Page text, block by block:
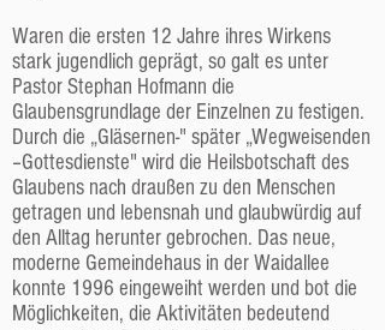
Waren die ersten 12 Jahre ihres Wirkens
stark jugendlich geprägt, so galt es unter
Pastor Stephan Hofmann die
Glaubensgrundlage der Einzelnen zu festigen.
Durch die „Gläsernen-" später „Wegweisenden
–Gottesdienste" wird die Heilsbotschaft des
Glaubens nach draußen zu den Menschen
getragen und lebensnah und glaubwürdig auf
den Alltag herunter gebrochen. Das neue,
moderne Gemeindehaus in der Waidallee
konnte 1996 eingeweiht werden und bot die
Möglichkeiten, die Aktivitäten bedeutend